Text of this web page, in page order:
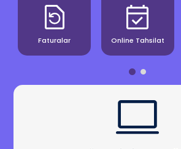
Faturalar Online Tahsilat